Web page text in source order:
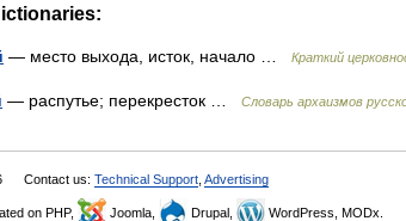
— место выхода, исток, начало … Краткий
— распутье; перекресток … Cловарь архаизмов
Contact us: Technical Support Advertising
on PHP, Joomla, Drupal, WordPress, MODx.